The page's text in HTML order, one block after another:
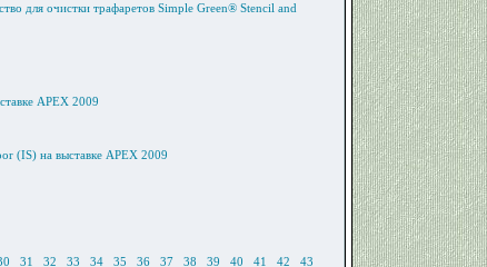
для очистки трафаретов Simple Green® Stencil and
APEX 2009
(IS) на выставке APEX 2009
31 32 33 34 35 36 37 38 39 40 41 42 43